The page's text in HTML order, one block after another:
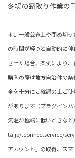
冬場の霜取り作業の
＊1. 一般公道上や閉め切
の時間が経つと自動的に
させた場合、条例により
購入の際は地方自治体の
全を十分にご確認の上ご
があります（プラグイン
気温が極端に低いときな
ta.jp/tconnectservice/
アカウント」の取得、ス